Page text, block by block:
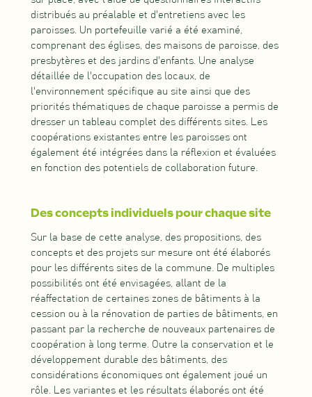
distribués au préalable et d'entretiens avec les
paroisses. Un portefeuille varié a été examiné,
comprenant des églises, des maisons de paroisse, des
presbytères et des jardins d'enfants. Une analyse
détaillée de l'occupation des locaux, de
l'environnement spécifique au site ainsi que des
priorités thématiques de chaque paroisse a permis de
dresser un tableau complet des différents sites. Les
coopérations existantes entre les paroisses ont
également été intégrées dans la réflexion et évaluées
en fonction des potentiels de collaboration future.
Des concepts individuels pour chaque site
Sur la base de cette analyse, des propositions, des
concepts et des projets sur mesure ont été élaborés
pour les différents sites de la commune. De multiples
possibilités ont été envisagées, allant de la
réaffectation de certaines zones de bâtiments à la
cession ou à la rénovation de parties de bâtiments, en
passant par la recherche de nouveaux partenaires de
coopération à long terme. Outre la conservation et le
développement durable des bâtiments, des
considérations économiques ont également joué un
rôle. Les variantes et les résultats élaborés ont été